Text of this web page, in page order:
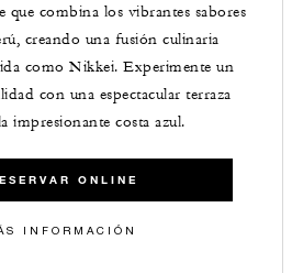
que combina los vibrantes sabores
creando una fusión culinaria
como Nikkei. Experimente un
con una espectacular terraza
impresionante costa azul.
ONLINE
INFORMACIÓN